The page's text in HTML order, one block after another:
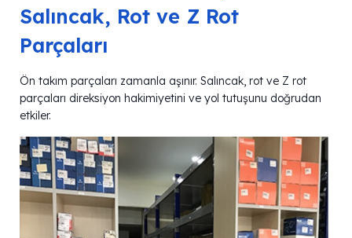
Salıncak, Rot ve Z Rot
Parçaları
Ön takım parçaları zamanla aşınır. Salıncak, rot ve Z rot
parçaları direksiyon hakimiyetini ve yol tutuşunu doğrudan
etkiler.